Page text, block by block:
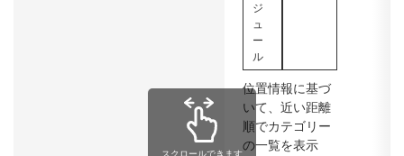
ジ
ュ
ー
ル
位置情報に基づ
いて、近い距離
順でカテゴリー
の一覧を表示